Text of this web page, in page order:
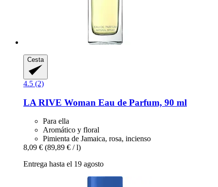
Cesta
4.5 (2)
LA RIVE Woman Eau de Parfum, 90 ml
Para ella
Aromático y floral
Pimienta de Jamaica, rosa, incienso
8,09 € (89,89 € / l)
Entrega hasta el 19 agosto